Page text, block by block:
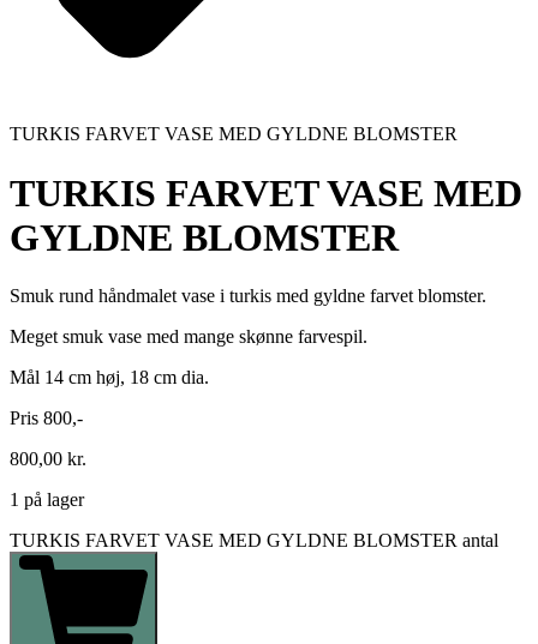
TURKIS FARVET VASE MED GYLDNE BLOMSTER
TURKIS FARVET VASE MED
GYLDNE BLOMSTER
Smuk rund håndmalet vase i turkis med gyldne farvet blomster.
Meget smuk vase med mange skønne farvespil.
Mål 14 cm høj, 18 cm dia.
Pris 800,-
800,00 kr.
1 på lager
TURKIS FARVET VASE MED GYLDNE BLOMSTER antal